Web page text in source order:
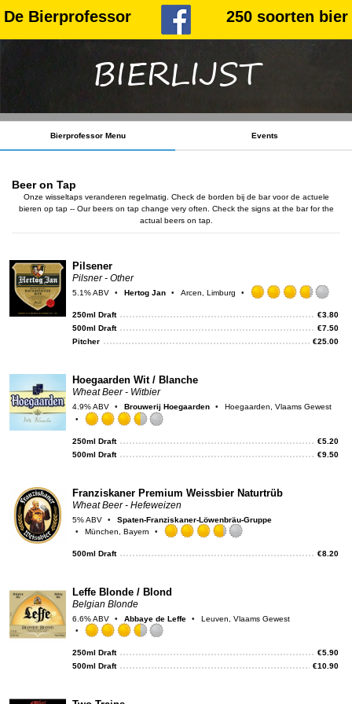
De Bierprofessor 250 soorten bier
BIERLIJST
Bierprofessor Menu Events
Beer on Tap
Onze wisseltaps veranderen regelmatig. Check de borden bij de bar voor de actuele
bieren op tap -- Our beers on tap change very often. Check the signs at the bar for the
actual beers on tap.
Pilsener
Pilsner - Other
5.1% ABV Hertog Jan
Arcen, Limburg
3.75
out
250ml Draft €3.80
500ml Draft
€7.50
Pitcher
€25.00
Hoegaarden Wit / Blanche
Wheat Beer - Witbier
4.9% ABV Brouwerij Hoegaarden Hoegaarden, Vlaams Gewest
Untappd
250ml Draft €5.20
500ml Draft
€9.50
Franziskaner Premium Weissbier Naturtrüb
Wheat Beer - Hefeweizen
5% ABV
Spaten-Franziskaner-Löwenbräu-Gruppe
München, Bayern
500ml Draft €8.20
Leffe Blonde / Blond
Belgian Blonde
6.6% ABV Abbaye de Leffe Leuven, Vlaams Gewest
250ml Draft €5.90
500ml Draft
€10.90